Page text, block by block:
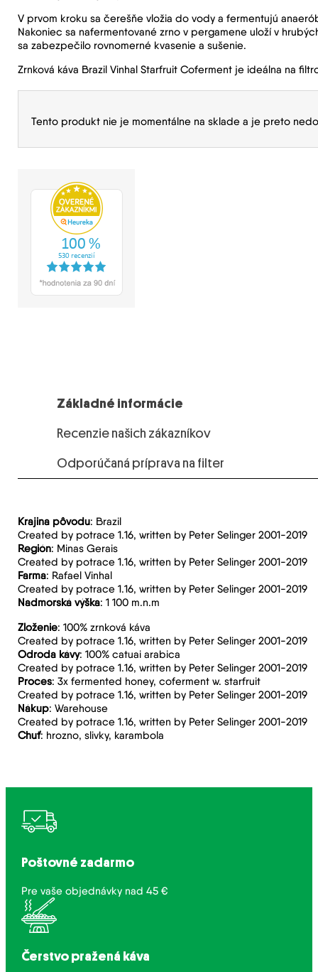
V prvom kroku sa čerešňe vložia do vody a fermentujú
Nakoniec sa nafermentované zrno v pergamene uloží v
sa zabezpečilo rovnomerné kvasenie a sušenie.
Zrnková káva Brazil Vinhal Starfruit Coferment je ideálna na
Tento produkt nie je momentálne na sklade a je preto
Základné informácie
Recenzie našich zákazníkov
Odporúčaná príprava na filter
Krajina pôvodu: Brazil
Created by potrace 1.16, written by Peter Selinger 2001-2019
Región: Minas Gerais
Created by potrace 1.16, written by Peter Selinger 2001-2019
Farma: Rafael Vinhal
Created by potrace 1.16, written by Peter Selinger 2001-2019
Nadmorská výška: 1 100 m.n.m
Zloženie: 100% zrnková káva
Created by potrace 1.16, written by Peter Selinger 2001-2019
Odroda kávy: 100% catuai arabica
Created by potrace 1.16, written by Peter Selinger 2001-2019
Proces: 3x fermented honey, coferment w. starfruit
Created by potrace 1.16, written by Peter Selinger 2001-2019
Nákup: Warehouse
Created by potrace 1.16, written by Peter Selinger 2001-2019
Chuť: hrozno, slivky, karambola
Poštovné zadarmo
Pre vaše objednávky nad 45 €
Čerstvo pražená káva